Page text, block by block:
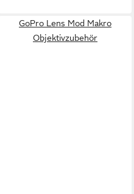
GoPro Lens Mod Makro
Objektivzubehör